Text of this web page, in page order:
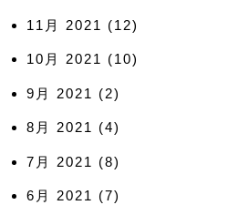
11月 2021 (12)
10月 2021 (10)
9月 2021 (2)
8月 2021 (4)
7月 2021 (8)
6月 2021 (7)